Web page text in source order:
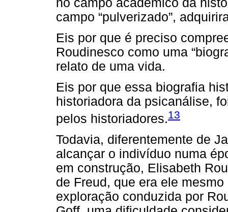
campo “pulverizado”,
Eis por que é preciso
Roudinesco como uma
relato de uma vida.
Eis por que essa biografia
historiadora da psicanálise,
pelos historiadores.13
Todavia, diferentemente de
alcançar o indivíduo numa
em construção, Elisabeth
de Freud, que era ele
exploração conduzida por